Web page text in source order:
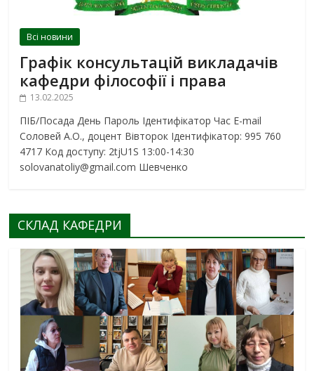
Всі новини
Графік консультацій викладачів
кафедри філософії і права
13.02.2025
ПІБ/Посада День Пароль Ідентифікатор Час E-mail
Соловей А.О., доцент Вівторок Ідентифікатор: 995 760
4717 Код доступу: 2tjU1S 13:00-14:30
solovanatoliy@gmail.com Шевченко
СКЛАД КАФЕДРИ